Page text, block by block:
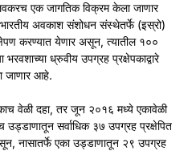
एक जागतिक विक्रम केला जाणार
अवकाश संशोधन संस्थेतर्फे (इस्रो)
करण्यात येणार असून, त्यातील १००
ध्रुवीय उपग्रह प्रक्षेपकाद्वारे
जाणार आहे.
वेळी दहा, तर जून २०१६ मध्ये एकावेळी
सर्वाधिक ३७ उपग्रह प्रक्षेपित
नासातर्फे एका उड्डाणातून २९ उपग्रह